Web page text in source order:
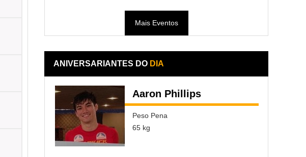
Mais Eventos
ANIVERSARIANTES DO DIA
Aaron Phillips
Peso Pena
65 kg